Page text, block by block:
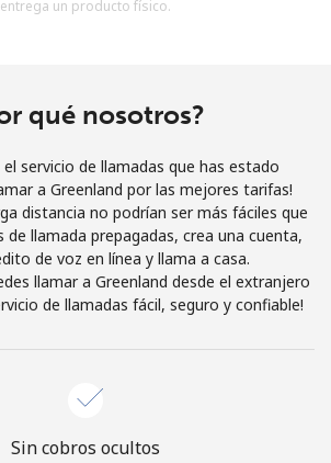
en este sitio web, estoy de acuerdo con
Únete
¡Hola!
sesión o REGÍSTRATE →
¿Olvidaste tu contraseña? →
entrega un producto físico.
qué nosotros?
el servicio de llamadas que has estado
a Greenland por las mejores tarifas!
distancia no podrían ser más fáciles que
llamada prepagadas, crea una cuenta,
de voz en línea y llama a casa.
llamar a Greenland desde el extranjero
de llamadas fácil, seguro y confiable!
Sin cobros ocultos